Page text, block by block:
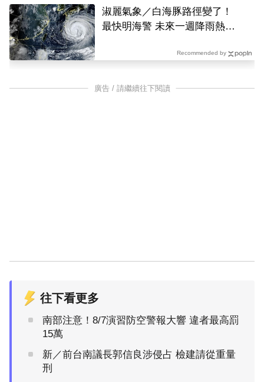
淑麗氣象／白海豚路徑變了！
最快明海警 未來一週降雨熱區
Recommended by
廣告 / 請繼續往下閱讀
往下看更多
南部注意！8/7演習防空警報大響 違者最高罰
15萬
新／前台南議長郭信良涉侵占 檢建請從重量
刑